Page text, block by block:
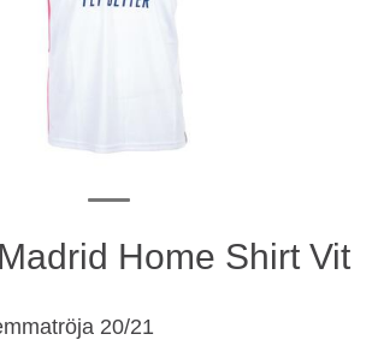
Home Shirt Vit
20/21